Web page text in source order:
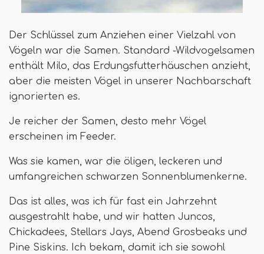
Der Schlüssel zum Anziehen einer Vielzahl von
Vögeln war die Samen. Standard -Wildvogelsamen
enthält Milo, das Erdungsfutterhäuschen anzieht,
aber die meisten Vögel in unserer Nachbarschaft
ignorierten es.
Je reicher der Samen, desto mehr Vögel
erscheinen im Feeder.
Was sie kamen, war die öligen, leckeren und
umfangreichen schwarzen Sonnenblumenkerne.
Das ist alles, was ich für fast ein Jahrzehnt
ausgestrahlt habe, und wir hatten Juncos,
Chickadees, Stellars Jays, Abend Grosbeaks und
Pine Siskins. Ich bekam, damit ich sie sowohl